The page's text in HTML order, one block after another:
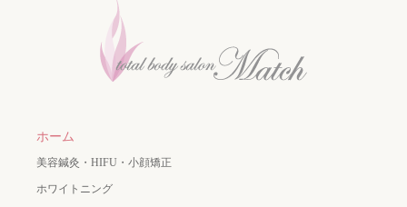
ホーム
美容鍼灸・HIFU・小顔矯正
ホワイトニング